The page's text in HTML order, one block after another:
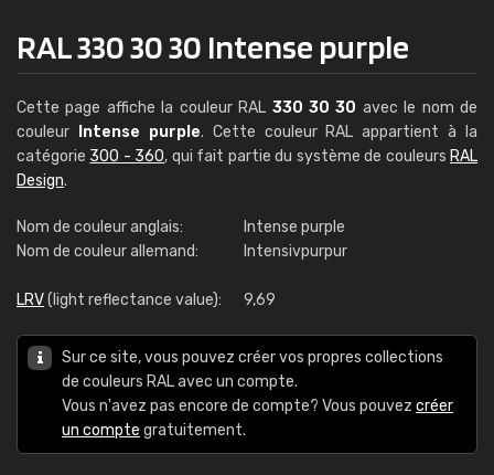
RAL 330 30 30 Intense purple
Cette page affiche la couleur RAL 330 30 30 avec le nom de
couleur
Intense purple. Cette couleur RAL appartient à la
catégorie 300 - 360, qui fait partie du système de couleurs RAL
Design.
Nom de couleur anglais:
Intense purple
Nom de couleur allemand:
Intensivpurpur
LRV(light reflectance value): 9,69
Sur ce site, vous pouvez créer vos propres collections
de couleurs RAL avec un compte.
Vous n'avez pas encore de compte? Vous pouvez créer
un compte gratuitement.